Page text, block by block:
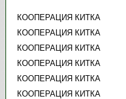
КООПЕРАЦИЯ КИТКА
КООПЕРАЦИЯ КИТКА
КООПЕРАЦИЯ КИТКА
КООПЕРАЦИЯ КИТКА
КООПЕРАЦИЯ КИТКА
КООПЕРАЦИЯ КИТКА